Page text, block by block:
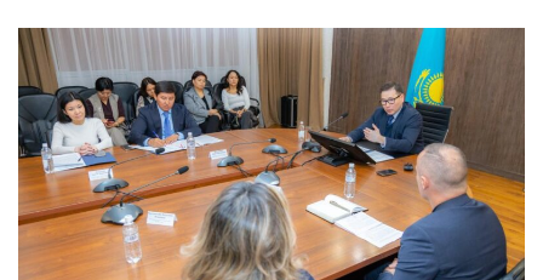
email